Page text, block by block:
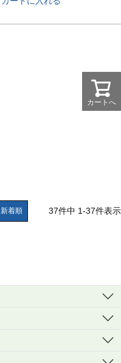
新着順 37件中 1-37件表示
カートへ